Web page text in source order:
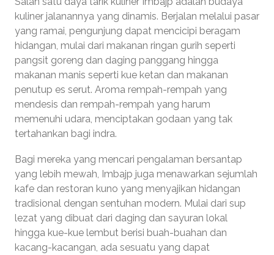
kuliner jalanannya yang dinamis. Berjalan melalui pasar
yang ramai, pengunjung dapat mencicipi beragam
hidangan, mulai dari makanan ringan gurih seperti
pangsit goreng dan daging panggang hingga
makanan manis seperti kue ketan dan makanan
penutup es serut. Aroma rempah-rempah yang
mendesis dan rempah-rempah yang harum
memenuhi udara, menciptakan godaan yang tak
tertahankan bagi indra.
Bagi mereka yang mencari pengalaman bersantap
yang lebih mewah, Imbajp juga menawarkan sejumlah
kafe dan restoran kuno yang menyajikan hidangan
tradisional dengan sentuhan modern. Mulai dari sup
lezat yang dibuat dari daging dan sayuran lokal
hingga kue-kue lembut berisi buah-buahan dan
kacang-kacangan, ada sesuatu yang dapat